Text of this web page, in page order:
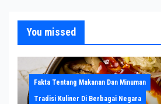
You missed
Fakta Tentang Makanan Dan Minuman
Tradisi Kuliner Di Berbagai Negara